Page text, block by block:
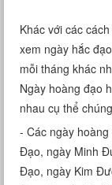
Tướng số
Cung hoàng đạo
Khác với các
xem ngày hắc
mỗi tháng khác
Ngày hoàng đạo
nhau cụ thể
- Các ngày
Đạo, ngày Minh
Đạo, ngày Kim